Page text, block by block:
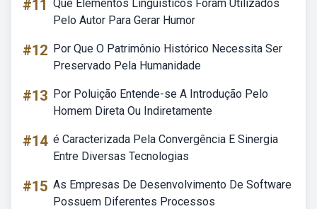
#11 Que Elementos Linguísticos Foram Utilizados
Pelo Autor Para Gerar Humor
#12 Por Que O Patrimônio Histórico Necessita Ser
Preservado Pela Humanidade
#13 Por Poluição Entende-se A Introdução Pelo
Homem Direta Ou Indiretamente
#14 é Caracterizada Pela Convergência E Sinergia
Entre Diversas Tecnologias
#15 As Empresas De Desenvolvimento De Software
Possuem Diferentes Processos